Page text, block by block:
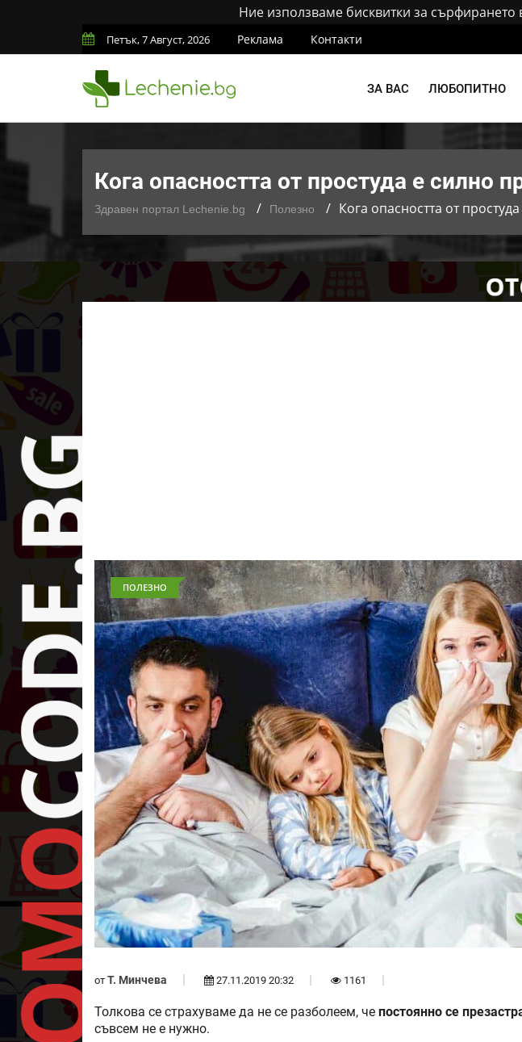
Ние използваме бисквитки за сърфирането
Петък, 7 Август, 2026 Реклама Контакти
ЗА ВАС ЛЮБОПИТНО
Кога опасността от простуда е силно
Здравен портал Lechenie.bg Полезно Кога опасността от
ПОЛЕЗНО
от Т. Минчева 27.11.2019 20:32 1161
Толкова се страхуваме да не се разболеем, че постоянно се
съвсем не е нужно.